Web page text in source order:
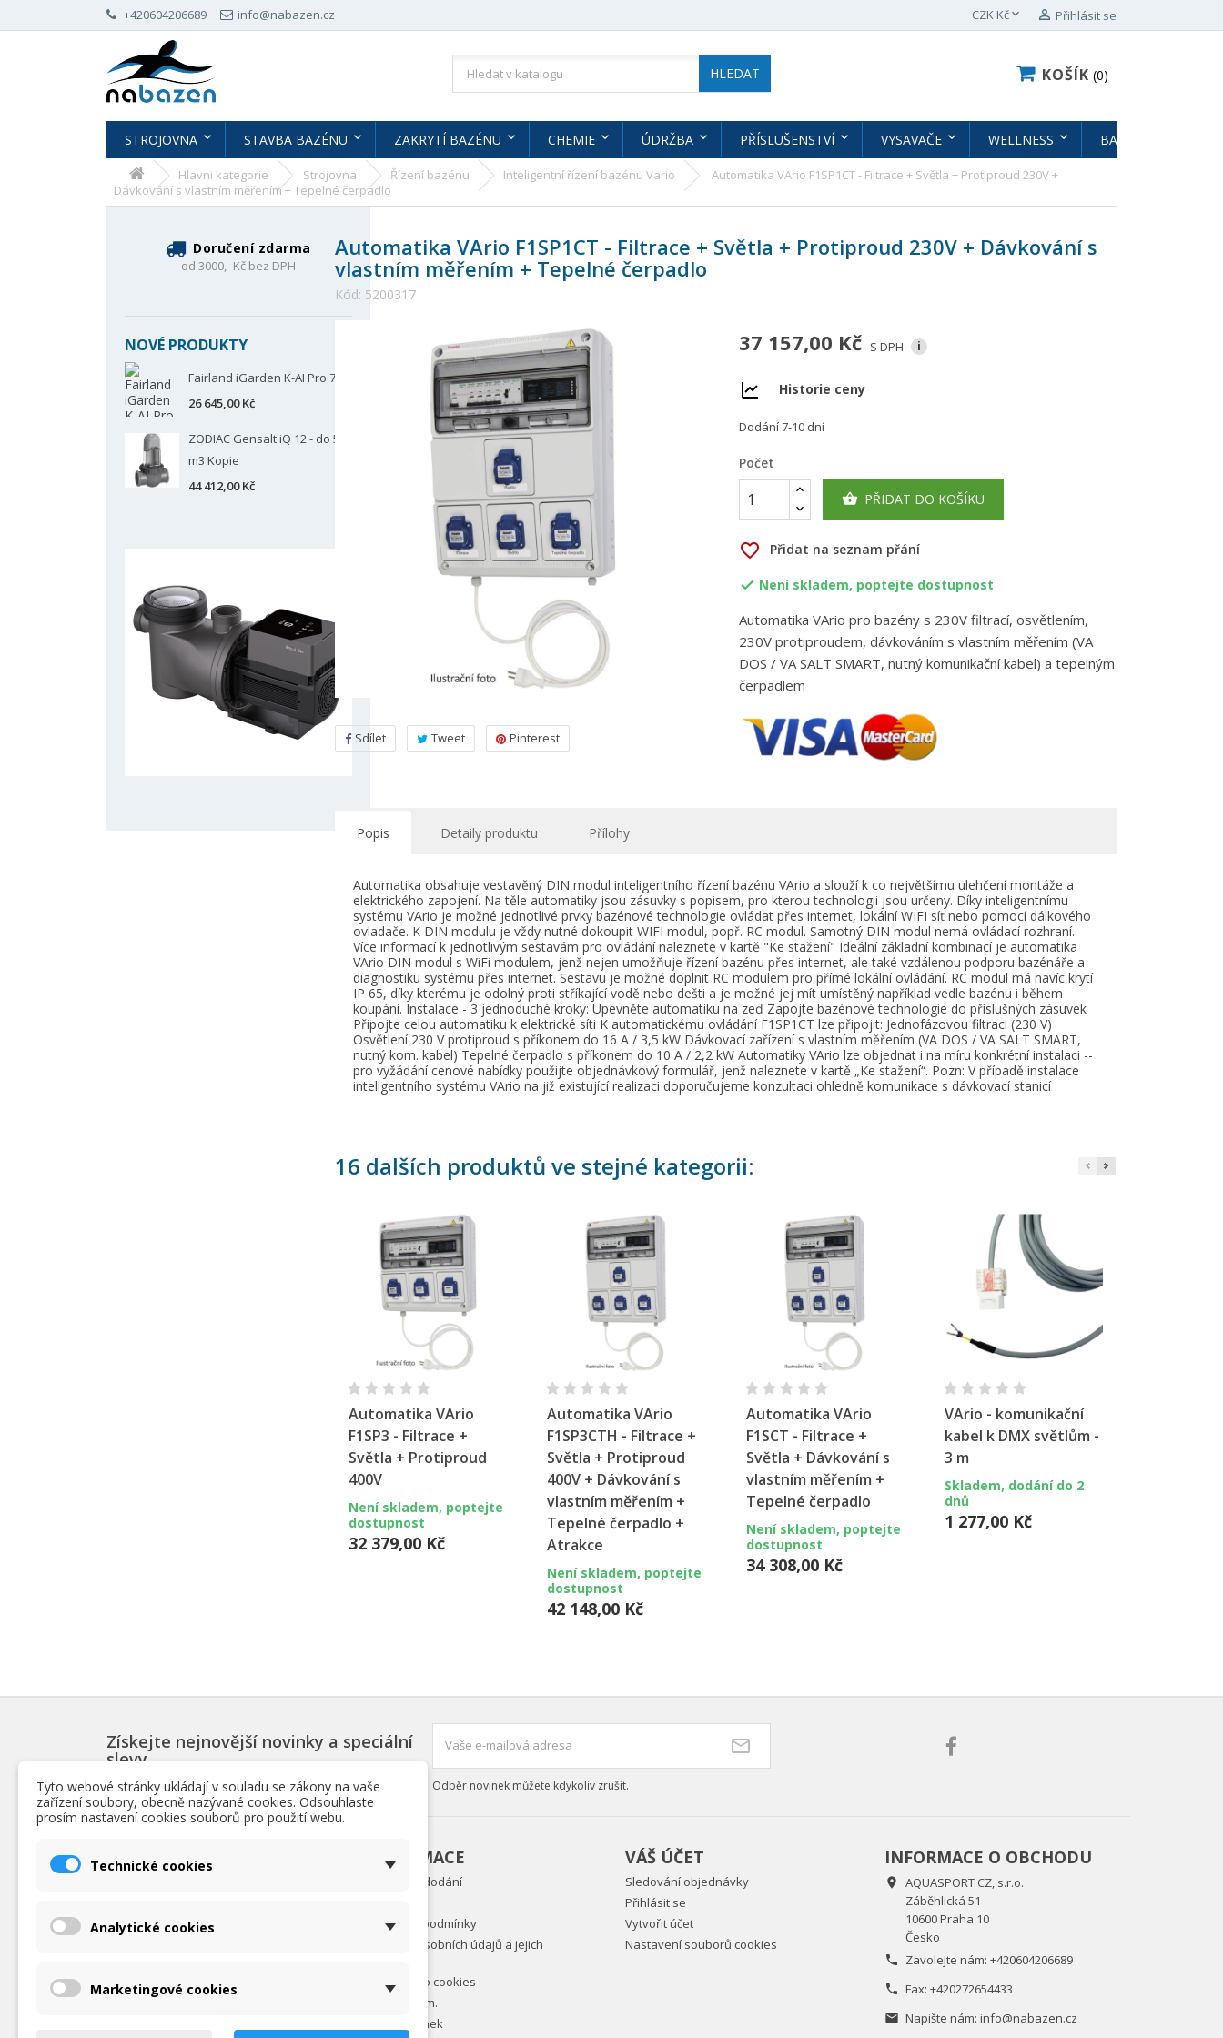
+420604206689 info@nabazen.cz CZK Kč  Přihlásit se
HLEDAT KOŠÍK 0
STROJOVNA STAVBA BAZÉNU ZAKRYTÍ BAZÉNU CHEMIE ÚDRŽBA PŘÍSLUŠENSTVÍ VYSAVAČE WELLNESS BAZÉNY
Hlavni kategorie Strojovna Řízení bazénu Inteligentní řízení bazénu Vario
Automatika VArio F1SP1CT - Filtrace + Světla + Protiproud 230V +
Dávkování s vlastním měřením + Tepelné čerpadlo
Doručení zdarma
od 3000,- Kč bez DPH
NOVÉ PRODUKTY
Fairland iGarden K-AI Pro 70
26 645,00 Kč
ZODIAC Gensalt iQ 12 - do 50
m3 Kopie
44 412,00 Kč
Automatika VArio F1SP1CT - Filtrace + Světla + Protiproud 230V + Dávkování s
vlastním měřením + Tepelné čerpadlo
Kód: 5200317
Sdílet Tweet Pinterest
37 157,00 Kč S DPH i
Historie ceny
Dodání 7-10 dní
Počet
 PŘIDAT DO KOŠÍKU
favorite_border Přidat na seznam přání
 Není skladem, poptejte dostupnost
Automatika VArio pro bazény s 230V filtrací, osvětlením,
230V protiproudem, dávkováním s vlastním měřením (VA
DOS / VA SALT SMART, nutný komunikační kabel) a tepelným
čerpadlem
Popis Detaily produktu Přílohy
Automatika obsahuje vestavěný DIN modul inteligentního řízení bazénu VArio a slouží k co největšímu ulehčení montáže a
elektrického zapojení. Na těle automatiky jsou zásuvky s popisem, pro kterou technologii jsou určeny. Díky inteligentnímu
systému VArio je možné jednotlivé prvky bazénové technologie ovládat přes internet, lokální WIFI síť nebo pomocí dálkového
ovladače. K DIN modulu je vždy nutné dokoupit WIFI modul, popř. RC modul. Samotný DIN modul nemá ovládací rozhraní.
Více informací k jednotlivým sestavám pro ovládání naleznete v kartě "Ke stažení" Ideální základní kombinací je automatika
VArio DIN modul s WiFi modulem, jenž nejen umožňuje řízení bazénu přes internet, ale také vzdálenou podporu bazénáře a
diagnostiku systému přes internet. Sestavu je možné doplnit RC modulem pro přímé lokální ovládání. RC modul má navíc krytí
IP 65, díky kterému je odolný proti stříkající vodě nebo dešti a je možné jej mít umístěný například vedle bazénu i během
koupání. Instalace - 3 jednoduché kroky: Upevněte automatiku na zeď Zapojte bazénové technologie do příslušných zásuvek
Připojte celou automatiku k elektrické síti K automatickému ovládání F1SP1CT lze připojit: Jednofázovou filtraci (230 V)
Osvětlení 230 V protiproud s příkonem do 16 A / 3,5 kW Dávkovací zařízení s vlastním měřením (VA DOS / VA SALT SMART,
nutný kom. kabel) Tepelné čerpadlo s příkonem do 10 A / 2,2 kW Automatiky VArio lze objednat i na míru konkrétní instalaci --
pro vyžádání cenové nabídky použijte objednávkový formulář, jenž naleznete v kartě „Ke stažení“. Pozn: V případě instalace
inteligentního systému VArio na již existující realizaci doporučujeme konzultaci ohledně komunikace s dávkovací stanicí .
16 dalších produktů ve stejné kategorii:
Rychlý náhled
Automatika VArio
F1SP3 - Filtrace +
Světla + Protiproud
400V
Není skladem, poptejte
dostupnost
32 379,00 Kč
Rychlý náhled
Automatika VArio
F1SP3CTH - Filtrace +
Světla + Protiproud
400V + Dávkování s
vlastním měřením +
Tepelné čerpadlo +
Atrakce
Není skladem, poptejte
dostupnost
42 148,00 Kč
Rychlý náhled
Automatika VArio
F1SCT - Filtrace +
Světla + Dávkování s
vlastním měřením +
Tepelné čerpadlo
Není skladem, poptejte
dostupnost
34 308,00 Kč
Rychlý náhled
VArio - komunikační
kabel k DMX světlům -
3 m
Skladem, dodání do 2
dnů
1 277,00 Kč
Získejte nejnovější novinky a speciální
slevy
Odběr novinek můžete kdykoliv zrušit.
PRODUKTY
Nejpopulárnější bazénové produkty
INFORMACE
Podmínky dodání
Obchodní podmínky
Ochrana osobních údajů a jejich
Podrobně o cookies
Napište nám.
Mapa stránek
VÁŠ ÚČET
Sledování objednávky
Přihlásit se
Vytvořit účet
Nastavení souborů cookies
INFORMACE O OBCHODU

AQUASPORT CZ, s.r.o.
Záběhlická 51
10600 Praha 10
Česko
 Zavolejte nám: +420604206689
 Fax: +420272654433
 Napište nám: info@nabazen.cz
My wishlists ×
add_circle_outline Create new list
Vytvořit seznam přání ×
Název seznamu přání
Přihlásit se ×
Musíte být přihlášen, abyste si mohli výrobky uložit do svého seznamu
přání.
Tyto webové stránky ukládají v souladu se zákony na vaše
zařízení soubory, obecně nazývané cookies. Odsouhlaste
prosím nastavení cookies souborů pro použití webu.
Technické cookies
Analytické cookies
Marketingové cookies